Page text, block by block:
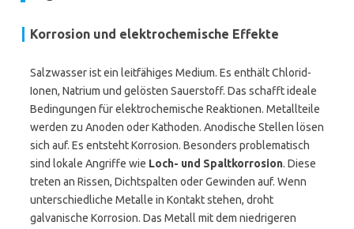
Korrosion und elektrochemische Effekte
Salzwasser ist ein leitfähiges Medium. Es enthält Chlorid-
Ionen, Natrium und gelösten Sauerstoff. Das schafft ideale
Bedingungen für elektrochemische Reaktionen. Metallteile
werden zu Anoden oder Kathoden. Anodische Stellen lösen
sich auf. Es entsteht Korrosion. Besonders problematisch
sind lokale Angriffe wie Loch- und Spaltkorrosion. Diese
treten an Rissen, Dichtspalten oder Gewinden auf. Wenn
unterschiedliche Metalle in Kontakt stehen, droht
galvanische Korrosion. Das Metall mit dem niedrigeren